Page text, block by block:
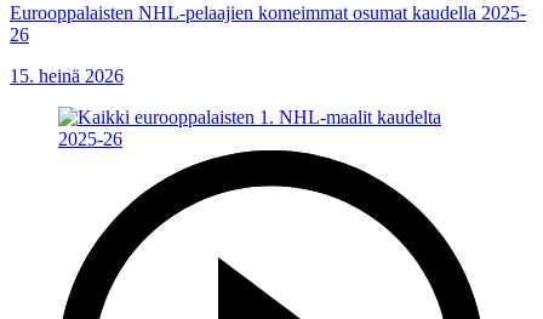
Eurooppalaisten NHL-pelaajien komeimmat osumat kaudella 2025-
26
15. heinä 2026